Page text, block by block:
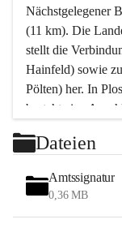
Nächstgelegener
(11 km). Die
stellt die
Hainfeld) sowie
Pölten) her. In
besteht eine
Wien erreicht
Stössing zählt
zum
„ihre Wiener“.
Dateien
Amtssignatur
0,36 MB